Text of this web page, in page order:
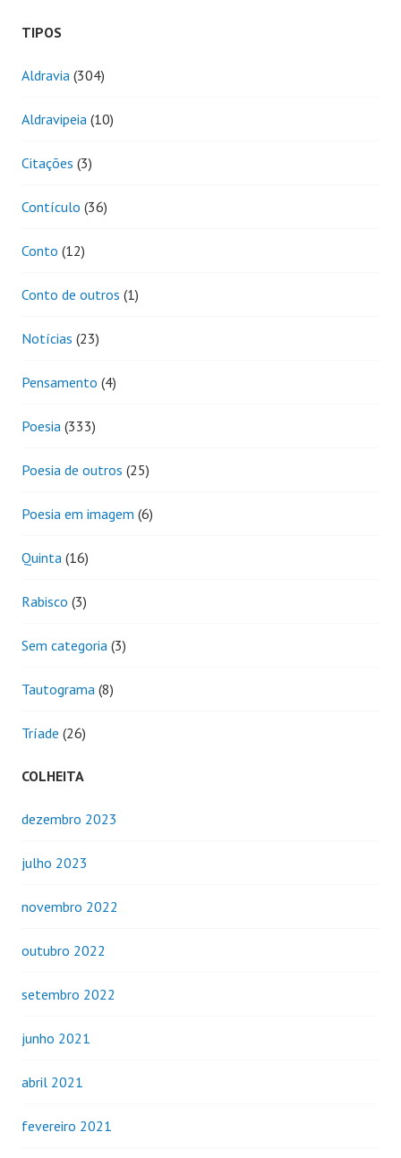
TIPOS
Aldravia (304)
Aldravipeia (10)
Citações (3)
Contículo (36)
Conto (12)
Conto de outros (1)
Notícias (23)
Pensamento (4)
Poesia (333)
Poesia de outros (25)
Poesia em imagem (6)
Quinta (16)
Rabisco (3)
Sem categoria (3)
Tautograma (8)
Tríade (26)
COLHEITA
dezembro 2023
julho 2023
novembro 2022
outubro 2022
setembro 2022
junho 2021
abril 2021
fevereiro 2021